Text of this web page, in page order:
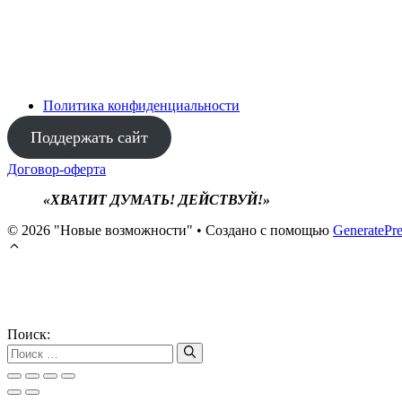
Политика конфиденциальности
Поддержать сайт
Договор-оферта
«ХВАТИТ ДУМАТЬ! ДЕЙСТВУЙ!»
© 2026 "Новые возможности" • Создано с помощью
Поиск: